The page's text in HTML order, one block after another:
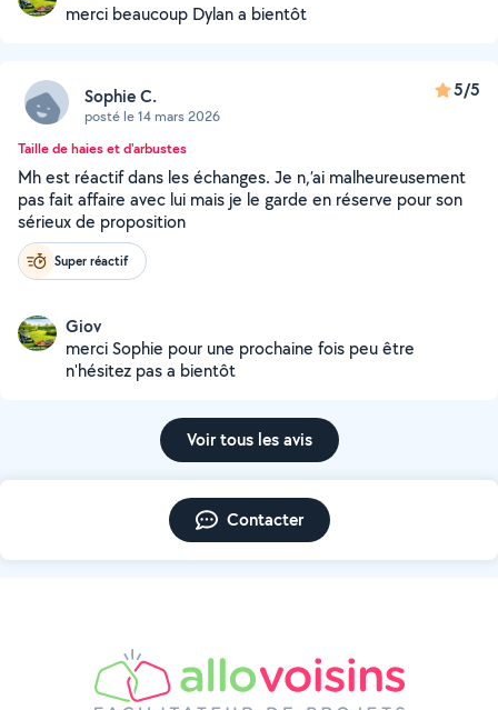
merci beaucoup Dylan a bientôt
Sophie C.
posté le 14 mars 2026
5/5
Taille de haies et d'arbustes
Mh est réactif dans les échanges. Je n,’ai malheureusement
pas fait affaire avec lui mais je le garde en réserve pour son
sérieux de proposition
Super réactif
Giov
merci Sophie pour une prochaine fois peu être
n'hésitez pas a bientôt
Voir tous les avis
Contacter